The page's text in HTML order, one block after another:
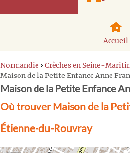
Accueil
Normandie › Crèches en Seine-
Maison de la Petite Enfance Anne
Maison de la Petite Enfance
Où trouver Maison de la
Étienne-du-Rouvray